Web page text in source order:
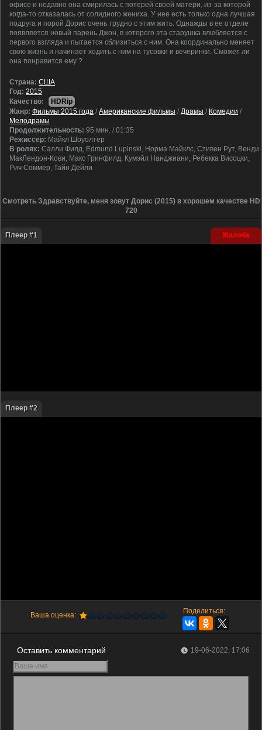
офисе и недавно она смирилась с потерей своей матери, из-за которой
когда-то отказалась от солидного жениха. У нее есть только одна лучшая
подруга и порой Дорис очень трудно с этим жить. Однажды в ее отделе
появляется новый парень Джон, в которого эта старушка влюбляется с
первого взгляда и пытается сблизиться с ним. Она координально меняет
свою жизнь и начинает ходить с ним на тусовки и вечеринки. Сможет ли
она понравится ему ?
Cтрана: США
Год: 2015
Качество:
HDRip
Жанр: Фильмы 2015 года / Американские фильмы / Драмы / Комедии /
Мелодрамы
Продолжительность: 95 мин. / 01:35
Режиссер: Майкл Шоуолтер
В ролях: Салли Филд, Edmund Lupinski, Норма Майклс, Стивен Рут, Венди
МакЛендон-Кови, Макс Гринфилд, Кумэйл Нанджиани, Ребекка Висоцки,
Рич Соммер, Тайн Дейли
Смотреть Здравствуйте, меня зовут Дорис (2015) в хорошем качестве HD
720
Плеер #1 Жалоба
Плеер #2
Ваша оценка: Поделиться:
Оставить комментарий 19-06-2022, 17:06